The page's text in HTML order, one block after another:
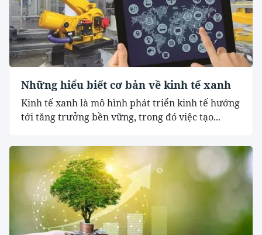
Những hiểu biết cơ bản về kinh tế xanh
Kinh tế xanh là mô hình phát triển kinh tế hướng
tới tăng trưởng bền vững, trong đó việc tạo...